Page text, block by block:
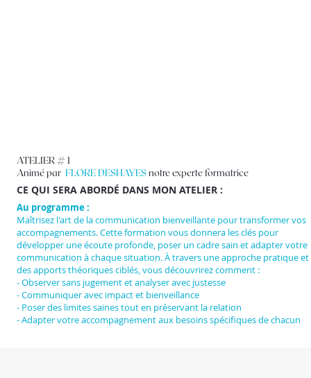
ATELIER # 1
Animé par FLORE DESHAYESnotre experte formatrice
CE QUI SERA ABORDÉ DANS MON ATELIER :
Au programme :
Maîtrisez l'art de la communication bienveillante pour transformer vos
accompagnements. Cette formation vous donnera les clés pour
développer une écoute profonde, poser un cadre sain et adapter votre
communication à chaque situation. À travers une approche pratique et
des apports théoriques ciblés, vous découvrirez comment :
- Observer sans jugement et analyser avec justesse
- Communiquer avec impact et bienveillance
- Poser des limites saines tout en préservant la relation
- Adapter votre accompagnement aux besoins spécifiques de chacun